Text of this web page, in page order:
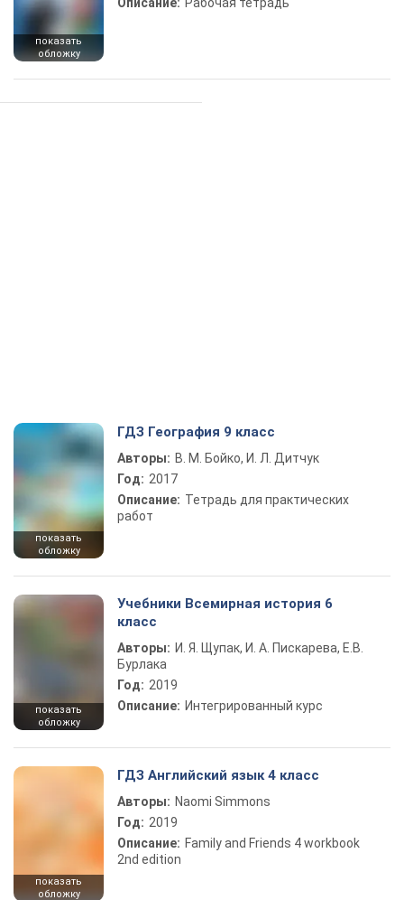
показать
обложку
показать
обложку
ГДЗ География 9 класс
Авторы: В. М. Бойко, И. Л. Дитчук
Год: 2017
Описание: Тетрадь для практических
работ
показать
обложку
Учебники Всемирная история 6
класс
Авторы: И. Я. Щупак, И. А. Пискарева, Е.В.
Бурлака
Год: 2019
Описание: Интегрированный курс
показать
обложку
ГДЗ Английский язык 4 класс
Авторы: Naomi Simmons
Год: 2019
Описание: Family and Friends 4 workbook
2nd edition